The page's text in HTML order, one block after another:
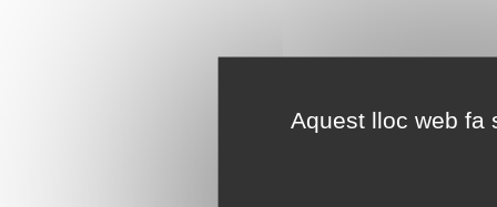
Aquest lloc web fa